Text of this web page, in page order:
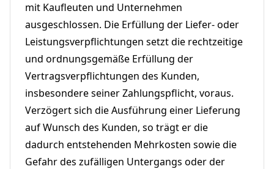
mit Kaufleuten und Unternehmen
ausgeschlossen. Die Erfüllung der Liefer- oder
Leistungsverpflichtungen setzt die rechtzeitige
und ordnungsgemäße Erfüllung der
Vertragsverpflichtungen des Kunden,
insbesondere seiner Zahlungspflicht, voraus.
Verzögert sich die Ausführung einer Lieferung
auf Wunsch des Kunden, so trägt er die
dadurch entstehenden Mehrkosten sowie die
Gefahr des zufälligen Untergangs oder der